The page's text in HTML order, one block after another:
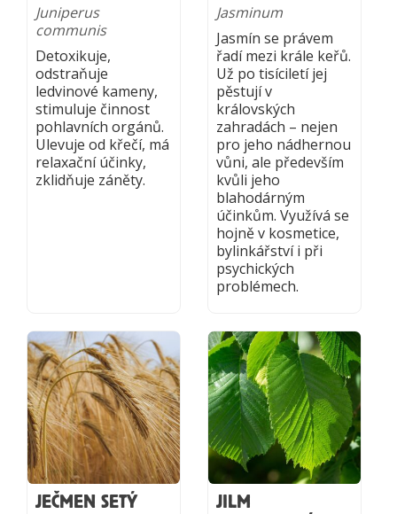
Juniperus
communis
Detoxikuje,
odstraňuje
ledvinové kameny,
stimuluje činnost
pohlavních orgánů.
Ulevuje od křečí, má
relaxační účinky,
zklidňuje záněty.
Jasminum
Jasmín se právem
řadí mezi krále keřů.
Už po tisíciletí jej
pěstují v
královských
zahradách – nejen
pro jeho nádhernou
vůni, ale především
kvůli jeho
blahodárným
účinkům. Využívá se
hojně v kosmetice,
bylinkářství i při
psychických
problémech.
JEČMEN SETÝ
JILM